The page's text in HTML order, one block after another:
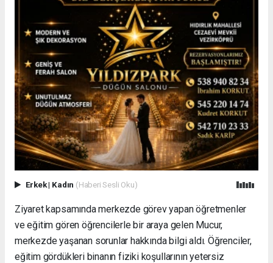
Erkek| Kadın (Haberi Sesli Oku)
Ziyaret kapsamında merkezde görev yapan öğretmenler
ve eğitim gören öğrencilerle bir araya gelen Mucur,
merkezde yaşanan sorunlar hakkında bilgi aldı. Öğrenciler,
eğitim gördükleri binanın fiziki koşullarının yetersiz